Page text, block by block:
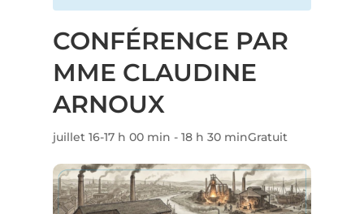
CONFÉRENCE PAR
MME CLAUDINE
ARNOUX
juillet 16-17 h 00 min - 18 h 30 minGratuit